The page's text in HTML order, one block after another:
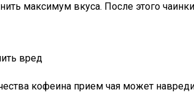
максимум вкуса. После этого
вред
кофеина прием чая может